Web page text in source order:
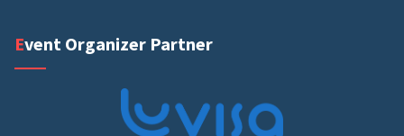
Event Organizer Partner